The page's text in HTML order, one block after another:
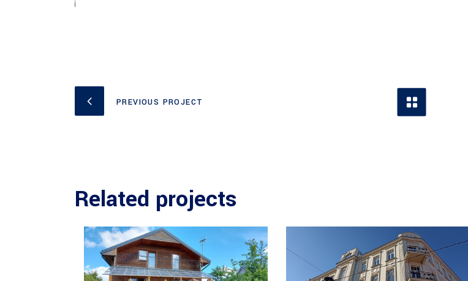
PREVIOUS PROJECT
Related projects